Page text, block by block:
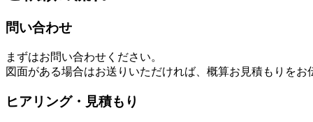
問い合わせ
まずはお問い合わせください。
図面がある場合はお送りいただければ、概算お見積もりをお
ヒアリング・見積もり